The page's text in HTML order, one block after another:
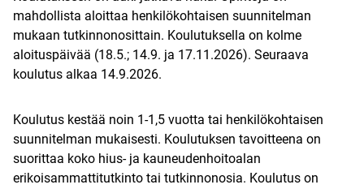
mahdollista aloittaa henkilökohtaisen suunnitelman
mukaan tutkinnonosittain. Koulutuksella on kolme
aloituspäivää (18.5.; 14.9. ja 17.11.2026). Seuraava
koulutus alkaa 14.9.2026.
Koulutus kestää noin 1-1,5 vuotta tai henkilökohtaisen
suunnitelman mukaisesti. Koulutuksen tavoitteena on
suorittaa koko hius- ja kauneudenhoitoalan
erikoisammattitutkinto tai tutkinnonosia. Koulutus on